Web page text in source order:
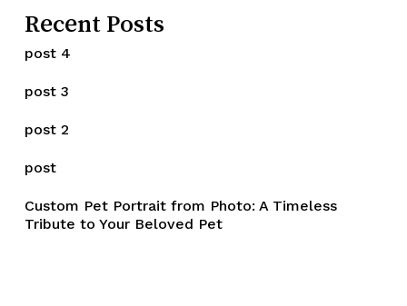
Recent Posts
post 4
post 3
post 2
post
Custom Pet Portrait from Photo: A Timeless
Tribute to Your Beloved Pet